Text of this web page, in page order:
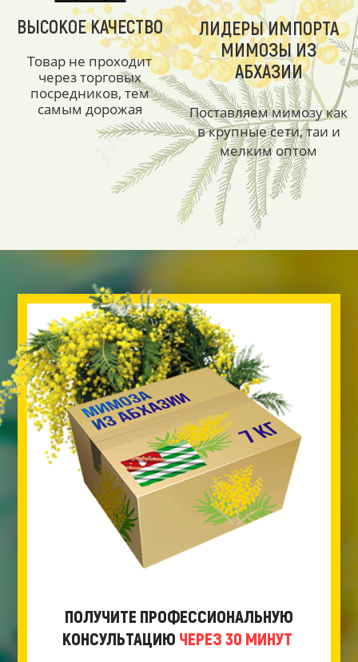
ВЫСОКОЕ КАЧЕСТВО
Товар не проходит
через торговых
посредников, тем
самым дорожая
ЛИДЕРЫ ИМПОРТА
МИМОЗЫ ИЗ
АБХАЗИИ
Поставляем мимозу как
в крупные сети, таи и
мелким оптом
ПОЛУЧИТЕ ПРОФЕССИОНАЛЬНУЮ
КОНСУЛЬТАЦИЮ ЧЕРЕЗ 30 МИНУТ